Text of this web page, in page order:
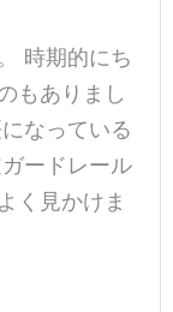
時期的にち
もありまし
なっている
ードレール
く見かけま